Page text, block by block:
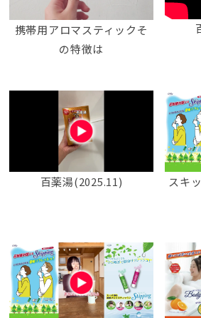
携帯用アロマスティックそ
の特徴は
百薬湯(2025.11)
スキ